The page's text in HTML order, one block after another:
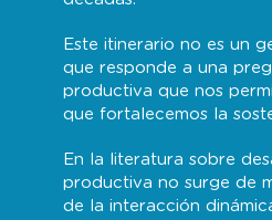
Este itinerario no es un
que responde a una
productiva que nos
que fortalecemos la
En la literatura sobre
productiva no surge de
de la interacción